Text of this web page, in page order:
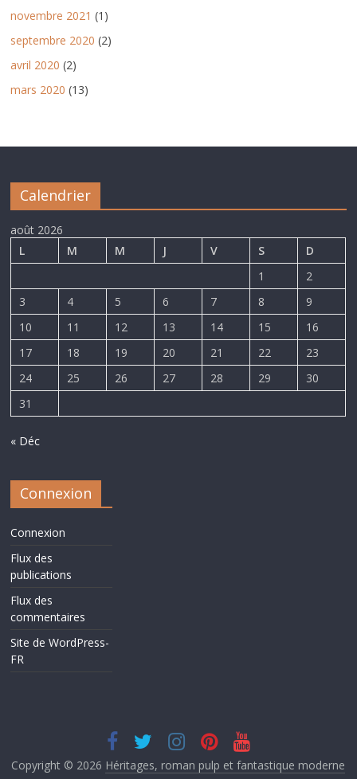
novembre 2021 (1)
septembre 2020 (2)
avril 2020 (2)
mars 2020 (13)
Calendrier
août 2026
L
M M J V S
D
1
2
3
4 5 6 7 8
9
10
11 12 13 14 15
16
17
18 19 20 21 22
23
24
25 26 27 28 29
30
31
« Déc
Connexion
Connexion
Flux des
publications
Flux des
commentaires
Site de WordPress-
FR
Copyright © 2026 Héritages, roman pulp et fantastique moderne